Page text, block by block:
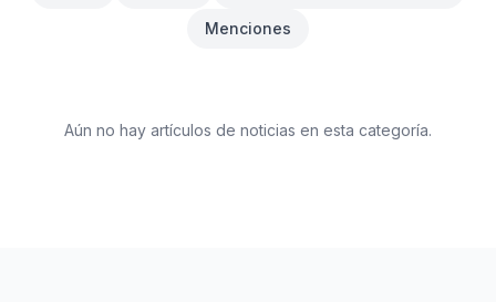
Menciones
Aún no hay artículos de noticias en esta categoría.